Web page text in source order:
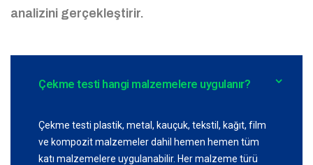
analizini gerçekleştirir.
Çekme testi hangi malzemelere uygulanır?
Çekme testi plastik, metal, kauçuk, tekstil, kağıt, film
ve kompozit malzemeler dahil hemen hemen tüm
katı malzemelere uygulanabilir. Her malzeme türü